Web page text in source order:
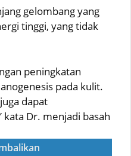
gelombang yang
tinggi, yang tidak
peningkatan
pada kulit.
dapat
Dr. menjadi basah